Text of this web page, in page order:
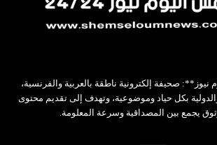
صحيفة إلكترونية ناطقة بالعربية والفرنسية،
والدولية بكل حياد وموضوعية، وتهدف إلى تقديم محتوى
يجمع بين المصداقية وسرعة المعلومة.